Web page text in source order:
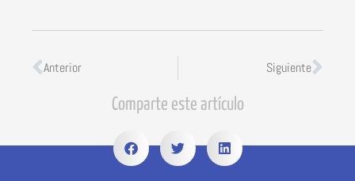
Anterior Siguiente
Comparte este artículo